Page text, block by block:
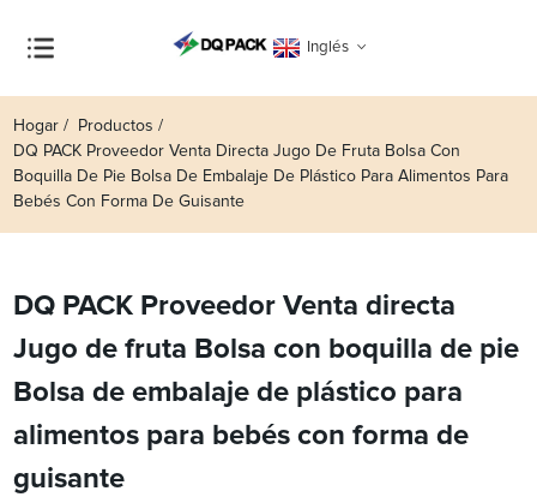
Inglés
Hogar
Productos
DQ PACK Proveedor Venta Directa Jugo De Fruta Bolsa Con
Boquilla De Pie Bolsa De Embalaje De Plástico Para Alimentos Para
Bebés Con Forma De Guisante
DQ PACK Proveedor Venta directa
Jugo de fruta Bolsa con boquilla de pie
Bolsa de embalaje de plástico para
alimentos para bebés con forma de
guisante